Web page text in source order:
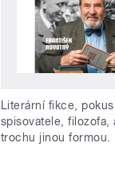
Literární fikce,
spisovatele, filozofa,
trochu jinou formou.